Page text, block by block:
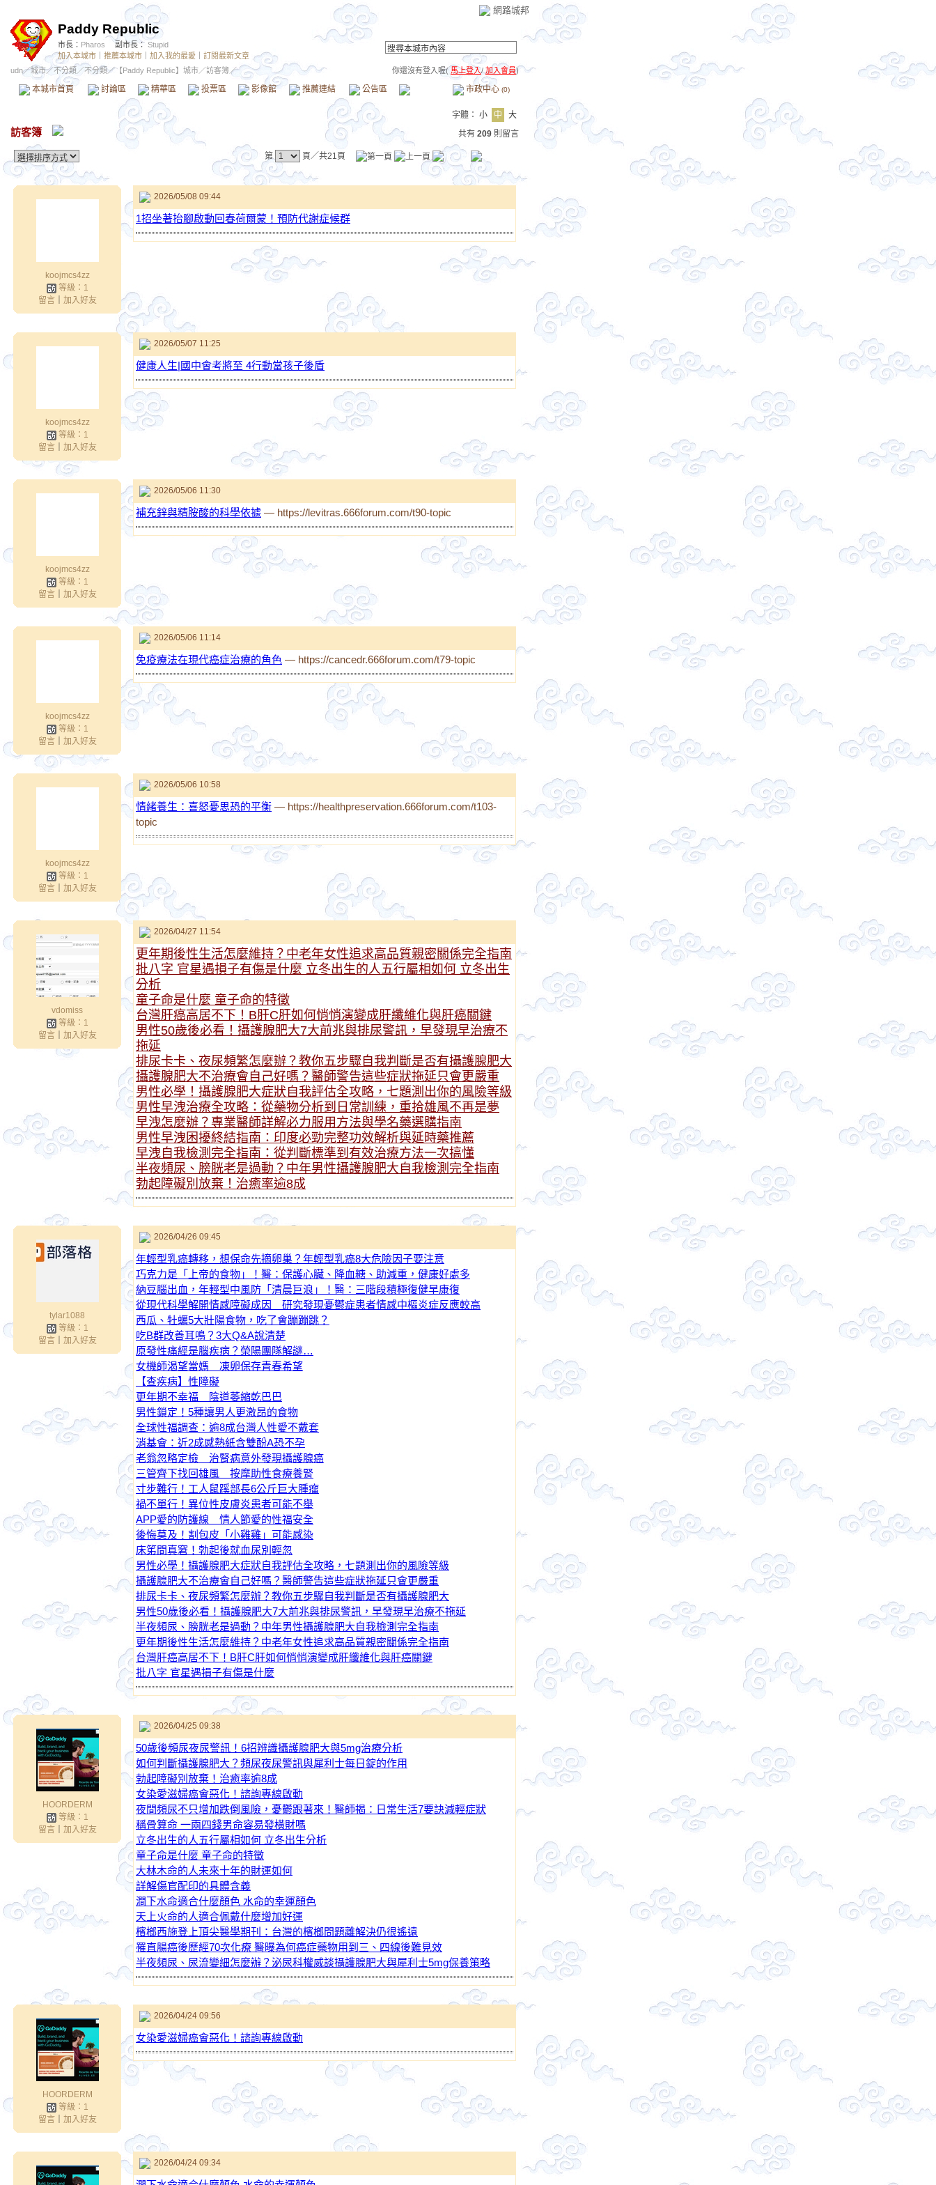
網路城邦
Paddy Republic
市長： Pharos 副市長： Stupid
加入本城市
推薦本城市 加入我的最愛
訂閱最新文章
udn／城市／不分類 ／不分類／【Paddy Republic】城市／訪客簿／ 你還沒有登入喔( 馬上登入/加入會員)
本城市首頁 討論區 精華區 投票區 影像館 推薦連結 公告區 訪客簿 市政中心 (0)
字體： 小 中 大
訪客簿 共有 209 則留言
第 頁／共21頁
koojmcs4zz
等級：1
留言｜ 加入好友
2026/05/08 09:44
1招坐著抬腳啟動回春荷爾蒙！預防代謝症候群
koojmcs4zz
等級：1
留言｜ 加入好友
2026/05/07 11:25
健康人生|國中會考將至 4行動當孩子後盾
koojmcs4zz
等級：1
留言｜ 加入好友
2026/05/06 11:30
補充鋅與精胺酸的科學依據 — https://levitras.666forum.com/t90-topic
koojmcs4zz
等級：1
留言｜ 加入好友
2026/05/06 11:14
免疫療法在現代癌症治療的角色 — https://cancedr.666forum.com/t79-topic
koojmcs4zz
等級：1
留言｜ 加入好友
2026/05/06 10:58
情緒養生：喜怒憂思恐的平衡 — https://healthpreservation.666forum.com/t103-
topic
vdomiss
等級：1
留言｜ 加入好友
2026/04/27 11:54
更年期後性生活怎麼維持？中老年女性追求高品質親密關係完全指南
批八字 官星遇損子有傷是什麼 立冬出生的人五行屬相如何 立冬出生
分析
童子命是什麼 童子命的特徵
台灣肝癌高居不下！B肝C肝如何悄悄演變成肝纖維化與肝癌關鍵
男性50歲後必看！攝護腺肥大7大前兆與排尿警訊，早發現早治療不
拖延
排尿卡卡、夜尿頻繁怎麼辦？教你五步驟自我判斷是否有攝護腺肥大
攝護腺肥大不治療會自己好嗎？醫師警告這些症狀拖延只會更嚴重
男性必學！攝護腺肥大症狀自我評估全攻略，七題測出你的風險等級
男性早洩治療全攻略：從藥物分析到日常訓練，重拾雄風不再是夢
早洩怎麼辦？專業醫師詳解必力服用方法與學名藥選購指南
男性早洩困擾終結指南：印度必勁完整功效解析與延時藥推薦
早洩自我檢測完全指南：從判斷標準到有效治療方法一次搞懂
半夜頻尿、膀胱老是過動？中年男性攝護腺肥大自我檢測完全指南
勃起障礙別放棄！治癒率逾8成
tylar1088
等級：1
留言｜ 加入好友
2026/04/26 09:45
年輕型乳癌轉移，想保命先摘卵巢？年輕型乳癌8大危險因子要注意
巧克力是「上帝的食物」！醫：保護心臟、降血糖、助減重，健康好處多
納豆腦出血，年輕型中風防「清晨巨浪」！醫：三階段積極復健早康復
從現代科學解開情感障礙成因 研究發現憂鬱症患者情感中樞炎症反應較高
西瓜、牡蠣5大壯陽食物，吃了會蹦蹦跳？
吃B群改善耳鳴？3大Q&A說清楚
原發性痛經是腦疾病？榮陽團隊解謎…
女機師渴望當媽 凍卵保存青春希望
【查疾病】性障礙
更年期不幸福 陰道萎縮乾巴巴
男性鎖定！5種讓男人更激昂的食物
全球性福調查：逾8成台灣人性愛不戴套
消基會：近2成感熱紙含雙酚A恐不孕
老翁忽略定檢 治腎病意外發現攝護腺癌
三管齊下找回雄風 按摩助性食療養腎
寸步難行！工人鼠蹊部長6公斤巨大腫瘤
禍不單行！異位性皮膚炎患者可能不舉
APP愛的防護線 情人節愛的性福安全
後悔莫及！割包皮「小雞雞」可能感染
床笫間真窘！勃起後就血尿別輕忽
男性必學！攝護腺肥大症狀自我評估全攻略，七題測出你的風險等級
攝護腺肥大不治療會自己好嗎？醫師警告這些症狀拖延只會更嚴重
排尿卡卡、夜尿頻繁怎麼辦？教你五步驟自我判斷是否有攝護腺肥大
男性50歲後必看！攝護腺肥大7大前兆與排尿警訊，早發現早治療不拖延
半夜頻尿、膀胱老是過動？中年男性攝護腺肥大自我檢測完全指南
更年期後性生活怎麼維持？中老年女性追求高品質親密關係完全指南
台灣肝癌高居不下！B肝C肝如何悄悄演變成肝纖維化與肝癌關鍵
批八字 官星遇損子有傷是什麼
HOORDERM
等級：1
留言｜ 加入好友
2026/04/25 09:38
50歲後頻尿夜尿警訊！6招辨識攝護腺肥大與5mg治療分析
如何判斷攝護腺肥大？頻尿夜尿警訊與犀利士每日錠的作用
勃起障礙別放棄！治癒率逾8成
女染愛滋婦癌會惡化！諮詢專線啟動
夜間頻尿不只增加跌倒風險，憂鬱跟著來！醫師揭：日常生活7要訣減輕症狀
稱骨算命 一兩四錢男命容易發橫財嗎
立冬出生的人五行屬相如何 立冬出生分析
童子命是什麼 童子命的特徵
大林木命的人未來十年的財運如何
詳解傷官配印的具體含義
澗下水命適合什麼顏色 水命的幸運顏色
天上火命的人適合佩戴什麼增加好運
檳榔西施登上頂尖醫學期刊：台灣的檳榔問題離解決仍很遙遠
罹直腸癌後歷經70次化療 醫曝為何癌症藥物用到三、四線後難見效
半夜頻尿、尿流變細怎麼辦？泌尿科權威談攝護腺肥大與犀利士5mg保養策略
HOORDERM
等級：1
留言｜ 加入好友
2026/04/24 09:56
女染愛滋婦癌會惡化！諮詢專線啟動
2026/04/24 09:34